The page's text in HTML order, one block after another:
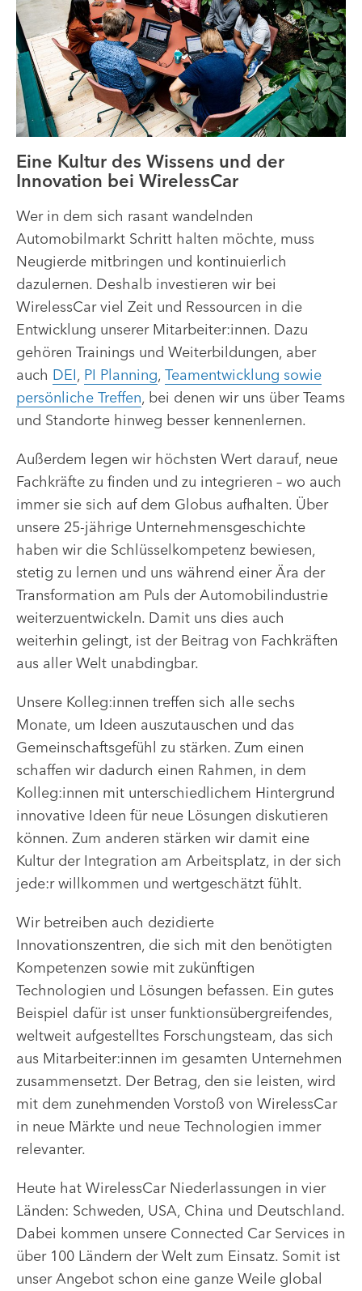
Eine Kultur des Wissens und der
Innovation bei WirelessCar
Wer in dem sich rasant wandelnden
Automobilmarkt Schritt halten möchte, muss
Neugierde mitbringen und kontinuierlich
dazulernen. Deshalb investieren wir bei
WirelessCar viel Zeit und Ressourcen in die
Entwicklung unserer Mitarbeiter:innen. Dazu
gehören Trainings und Weiterbildungen, aber
auch DEI, PI Planning, Teamentwicklung sowie
persönliche Treffen, bei denen wir uns über Teams
und Standorte hinweg besser kennenlernen.
Außerdem legen wir höchsten Wert darauf, neue
Fachkräfte zu finden und zu integrieren – wo auch
immer sie sich auf dem Globus aufhalten. Über
unsere 25-jährige Unternehmensgeschichte
haben wir die Schlüsselkompetenz bewiesen,
stetig zu lernen und uns während einer Ära der
Transformation am Puls der Automobilindustrie
weiterzuentwickeln. Damit uns dies auch
weiterhin gelingt, ist der Beitrag von Fachkräften
aus aller Welt unabdingbar.
Unsere Kolleg:innen treffen sich alle sechs
Monate, um Ideen auszutauschen und das
Gemeinschaftsgefühl zu stärken. Zum einen
schaffen wir dadurch einen Rahmen, in dem
Kolleg:innen mit unterschiedlichem Hintergrund
innovative Ideen für neue Lösungen diskutieren
können. Zum anderen stärken wir damit eine
Kultur der Integration am Arbeitsplatz, in der sich
jede:r willkommen und wertgeschätzt fühlt.
Wir betreiben auch dezidierte
Innovationszentren, die sich mit den benötigten
Kompetenzen sowie mit zukünftigen
Technologien und Lösungen befassen. Ein gutes
Beispiel dafür ist unser funktionsübergreifendes,
weltweit aufgestelltes Forschungsteam, das sich
aus Mitarbeiter:innen im gesamten Unternehmen
zusammensetzt. Der Betrag, den sie leisten, wird
mit dem zunehmenden Vorstoß von WirelessCar
in neue Märkte und neue Technologien immer
relevanter.
Heute hat WirelessCar Niederlassungen in vier
Länden: Schweden, USA, China und Deutschland.
Dabei kommen unsere Connected Car Services in
über 100 Ländern der Welt zum Einsatz. Somit ist
unser Angebot schon eine ganze Weile global